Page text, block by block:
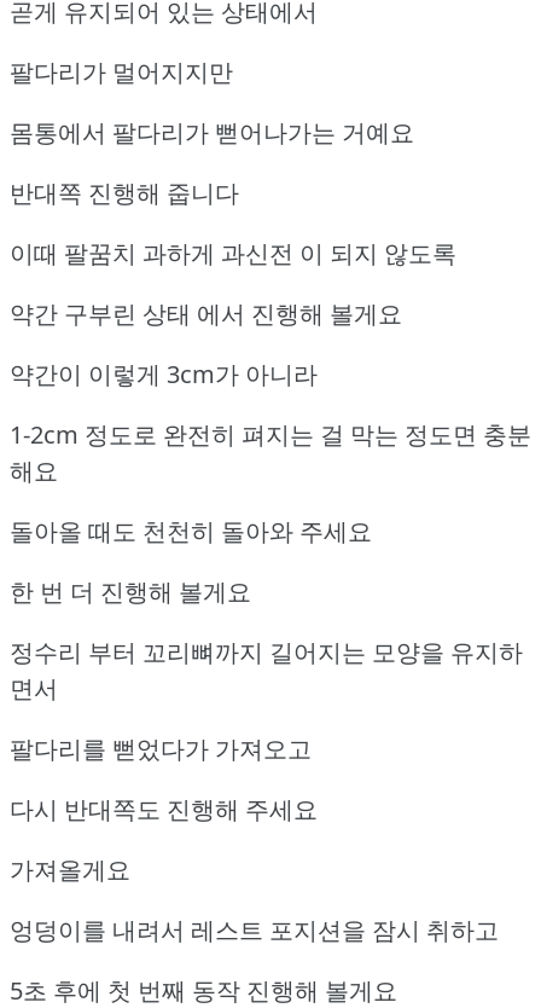
곧게 유지되어 있는 상태에서
팔다리가 멀어지지만
몸통에서 팔다리가 뻗어나가는 거예요
반대쪽 진행해 줍니다
이때 팔꿈치 과하게 과신전 이 되지 않도록
약간 구부린 상태 에서 진행해 볼게요
약간이 이렇게 3cm가 아니라
1-2cm 정도로 완전히 펴지는 걸 막는 정도면 충분
해요
돌아올 때도 천천히 돌아와 주세요
한 번 더 진행해 볼게요
정수리 부터 꼬리뼈까지 길어지는 모양을 유지하
면서
팔다리를 뻗었다가 가져오고
다시 반대쪽도 진행해 주세요
가져올게요
엉덩이를 내려서 레스트 포지션을 잠시 취하고
5초 후에 첫 번째 동작 진행해 볼게요